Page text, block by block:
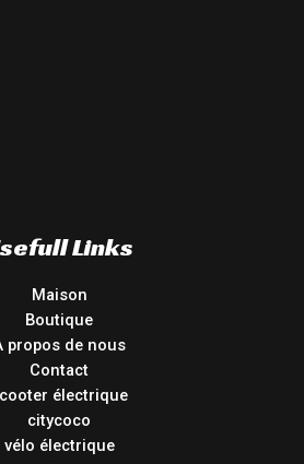
Links
Maison
Boutique
propos de nous
Contact
électrique
citycoco
vélo électrique